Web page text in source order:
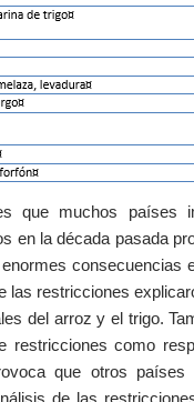
que muchos países
en la década pasada
consecuencias
las restricciones
del arroz y el trigo.
restricciones como
que otros